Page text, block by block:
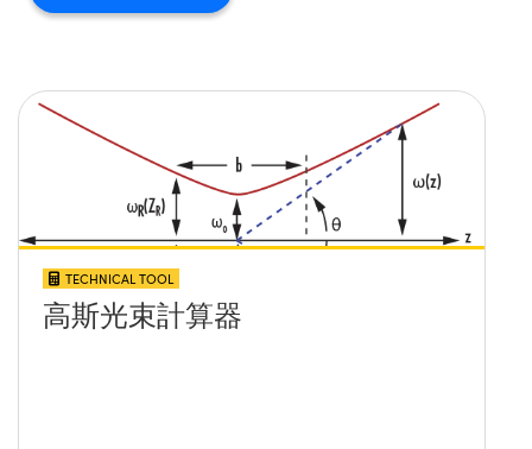
TECHNICAL TOOL
高斯光束計算器